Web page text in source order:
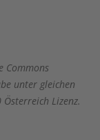
Commons
unter gleichen
Lizenz.